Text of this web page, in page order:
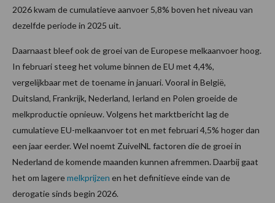
2026 kwam de cumulatieve aanvoer 5,8% boven het niveau van
dezelfde periode in 2025 uit.
Daarnaast bleef ook de groei van de Europese melkaanvoer hoog.
In februari steeg het volume binnen de EU met 4,4%,
vergelijkbaar met de toename in januari. Vooral in België,
Duitsland, Frankrijk, Nederland, Ierland en Polen groeide de
melkproductie opnieuw. Volgens het marktbericht lag de
cumulatieve EU-melkaanvoer tot en met februari 4,5% hoger dan
een jaar eerder. Wel noemt ZuivelNL factoren die de groei in
Nederland de komende maanden kunnen afremmen. Daarbij gaat
het om lageremelkprijzen en het definitieve einde van de
derogatie sinds begin 2026.